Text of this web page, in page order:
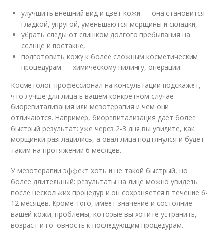
улучшить внешний вид и цвет кожи — она становится
гладкой, упругой, уменьшаются морщины и складки,
убрать следы от слишком долгого пребывания на
солнце и постакне,
подготовить кожу к более сложным косметическим
процедурам — химическому пилингу, операции.
Косметолог-профессионал на консультации подскажет,
что лучше для лица в вашем конкретном случае —
биоревитализация или мезотерапия и чем они
отличаются. Например, биоревитализация дает более
быстрый результат: уже через 2-3 дня вы увидите, как
морщинки разгладились, а овал лица подтянулся и будет
таким на протяжении 6 месяцев.
У мезотерапии эффект хоть и не такой быстрый, но
более длительный: результаты на лице можно увидеть
после нескольких процедур и он сохраняется в течение 6-
12 месяцев. Кроме того, имеет значение и состояние
вашей кожи, проблемы, которые вы хотите устранить,
возраст и готовность к последующим процедурам.